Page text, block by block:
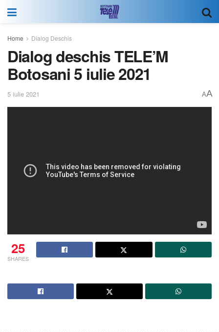
Home Dialog Deschis
Dialog deschis TELE’M
Botosani 5 iulie 2021
5 iulie 2021 AA
25
SHARES